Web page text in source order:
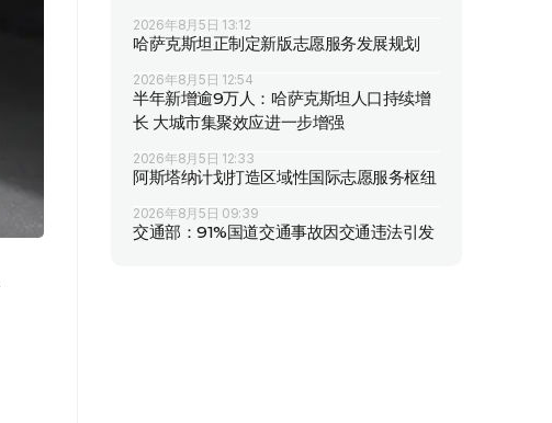
2026年8月5日 13:12
哈萨克斯坦正制定新版志愿服务发展规划
2026年8月5日 12:54
半年新增逾9万人：哈萨克斯坦人口持续增
长 大城市集聚效应进一步增强
2026年8月5日 12:33
阿斯塔纳计划打造区域性国际志愿服务枢纽
2026年8月5日 09:39
交通部：91%国道交通事故因交通违法引发